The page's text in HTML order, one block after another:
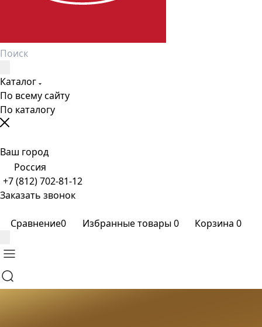
Каталог
По всему сайту
По каталогу
Ваш город
Россия
+7 (812) 702-81-12
Заказать звонок
Сравнение0 Избранные товары0 Корзина 0